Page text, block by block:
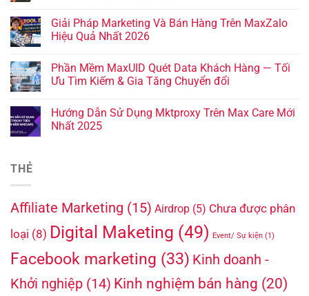
Giải Pháp Marketing Và Bán Hàng Trên MaxZalo
Hiệu Quả Nhất 2026
Phần Mềm MaxUID Quét Data Khách Hàng — Tối
Ưu Tìm Kiếm & Gia Tăng Chuyển đổi
Hướng Dẫn Sử Dụng Mktproxy Trên Max Care Mới
Nhất 2025
THẺ
Affiliate Marketing (15) Airdrop (5) Chưa được phân
loại (8) Digital Maketing (49) Event/ Sự kiện (1)
Facebook marketing (33) Kinh doanh -
Khởi nghiệp (14) Kinh nghiệm bán hàng (20)